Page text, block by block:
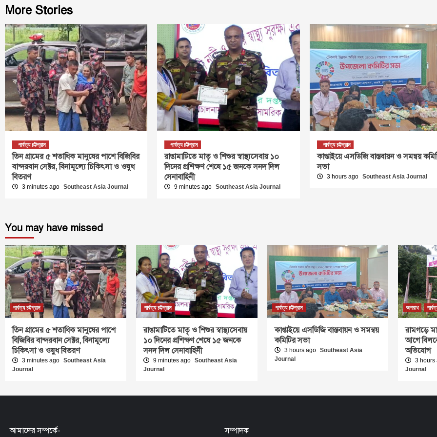
More Stories
পার্বত্য চট্টগ্রাম
তিন গ্রামের ৫ শতাধিক মানুষের পাশে বিজিবির
বান্দরবান সেক্টর, বিনামূল্যে চিকিৎসা ও ওষুধ
বিতরণ
3 minutes ago Southeast Asia Journal
পার্বত্য চট্টগ্রাম
রাঙামাটিতে মাতৃ ও শিশুর স্বাস্থ্যসেবায় ১০
দিনের প্রশিক্ষণ শেষে ১৫ জনকে সনদ দিল
সেনাবাহিনী
9 minutes ago Southeast Asia Journal
পার্বত্য চট্টগ্রাম
কাপ্তাইয়ে এসডিজি বাস্তবায়ন ও সমন্বয়
সভা
3 hours ago Southeast Asia Journal
You may have missed
পার্বত্য চট্টগ্রাম
তিন গ্রামের ৫ শতাধিক মানুষের পাশে
বিজিবির বান্দরবান সেক্টর, বিনামূল্যে
চিকিৎসা ও ওষুধ বিতরণ
3 minutes ago Southeast Asia
Journal
পার্বত্য চট্টগ্রাম
রাঙামাটিতে মাতৃ ও শিশুর স্বাস্থ্যসেবায়
১০ দিনের প্রশিক্ষণ শেষে ১৫ জনকে
সনদ দিল সেনাবাহিনী
9 minutes ago Southeast Asia
Journal
পার্বত্য চট্টগ্রাম
কাপ্তাইয়ে এসডিজি বাস্তবায়ন ও সমন্বয়
কমিটির সভা
3 hours ago Southeast Asia
Journal
অপরাধ
রামগড়ে
আগে
অভিযোগ
3
Journal
আমাদের সম্পর্কে- সম্পাদক